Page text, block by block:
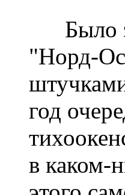
Было
"Норд-
год
в каком-